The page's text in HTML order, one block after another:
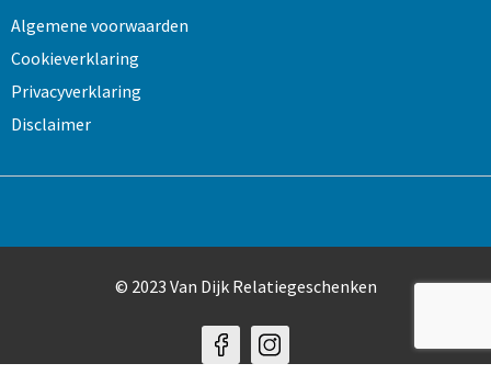
Algemene voorwaarden
Cookieverklaring
Privacyverklaring
Disclaimer
© 2023 Van Dijk Relatiegeschenken